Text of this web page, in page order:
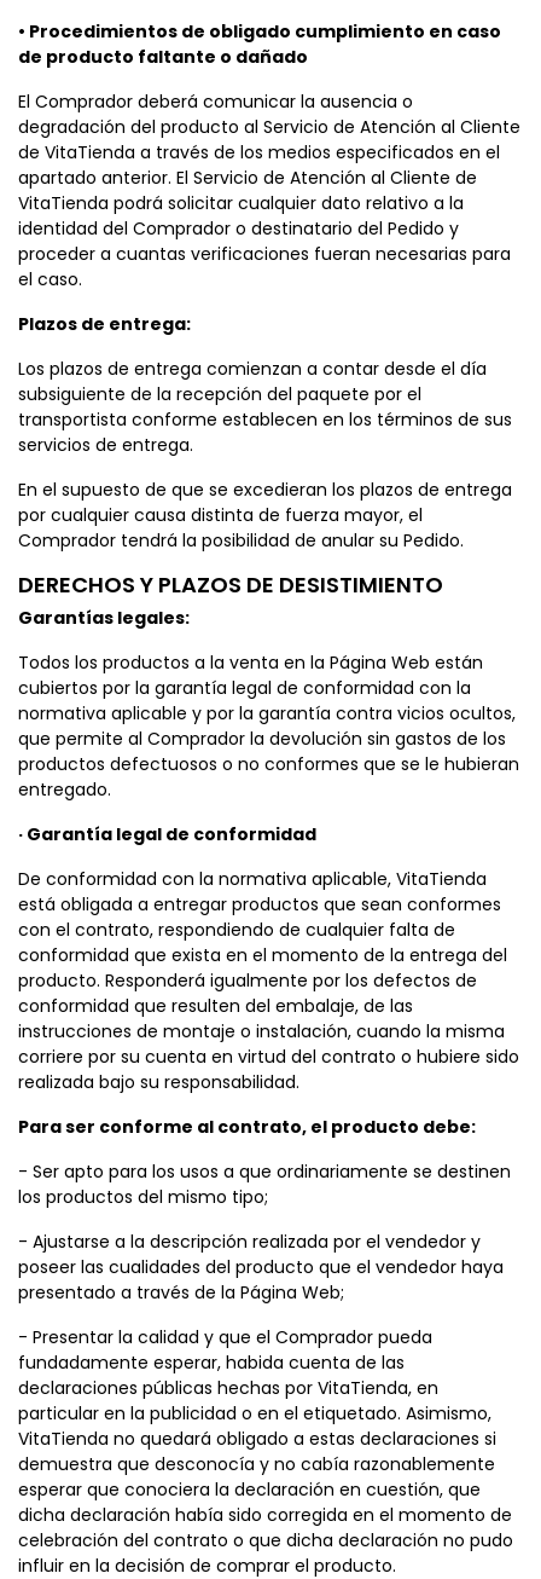
• Procedimientos de obligado cumplimiento en caso
de producto faltante o dañado
El Comprador deberá comunicar la ausencia o
degradación del producto al Servicio de Atención al Cliente
de VitaTienda a través de los medios especificados en el
apartado anterior. El Servicio de Atención al Cliente de
VitaTienda podrá solicitar cualquier dato relativo a la
identidad del Comprador o destinatario del Pedido y
proceder a cuantas verificaciones fueran necesarias para
el caso.
Plazos de entrega:
Los plazos de entrega comienzan a contar desde el día
subsiguiente de la recepción del paquete por el
transportista conforme establecen en los términos de sus
servicios de entrega.
En el supuesto de que se excedieran los plazos de entrega
por cualquier causa distinta de fuerza mayor, el
Comprador tendrá la posibilidad de anular su Pedido.
DERECHOS Y PLAZOS DE DESISTIMIENTO
Garantías legales:
Todos los productos a la venta en la Página Web están
cubiertos por la garantía legal de conformidad con la
normativa aplicable y por la garantía contra vicios ocultos,
que permite al Comprador la devolución sin gastos de los
productos defectuosos o no conformes que se le hubieran
entregado.
· Garantía legal de conformidad
De conformidad con la normativa aplicable, VitaTienda
está obligada a entregar productos que sean conformes
con el contrato, respondiendo de cualquier falta de
conformidad que exista en el momento de la entrega del
producto. Responderá igualmente por los defectos de
conformidad que resulten del embalaje, de las
instrucciones de montaje o instalación, cuando la misma
corriere por su cuenta en virtud del contrato o hubiere sido
realizada bajo su responsabilidad.
Para ser conforme al contrato, el producto debe:
- Ser apto para los usos a que ordinariamente se destinen
los productos del mismo tipo;
- Ajustarse a la descripción realizada por el vendedor y
poseer las cualidades del producto que el vendedor haya
presentado a través de la Página Web;
- Presentar la calidad y que el Comprador pueda
fundadamente esperar, habida cuenta de las
declaraciones públicas hechas por VitaTienda, en
particular en la publicidad o en el etiquetado. Asimismo,
VitaTienda no quedará obligado a estas declaraciones si
demuestra que desconocía y no cabía razonablemente
esperar que conociera la declaración en cuestión, que
dicha declaración había sido corregida en el momento de
celebración del contrato o que dicha declaración no pudo
influir en la decisión de comprar el producto.